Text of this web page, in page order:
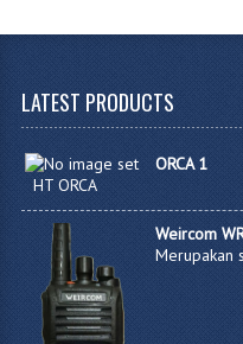
LATEST PRODUCTS
ORCA 1
HT ORCA
Weircom
Merupakan